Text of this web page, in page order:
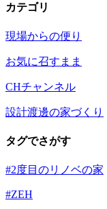
カテゴリ
現場からの便り
お気に召すまま
CHチャンネル
設計渡邊の家づくり
タグでさがす
#2度目のリノベの家
#ZEH